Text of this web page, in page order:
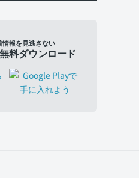
情報を見逃さない
料ダウンロード